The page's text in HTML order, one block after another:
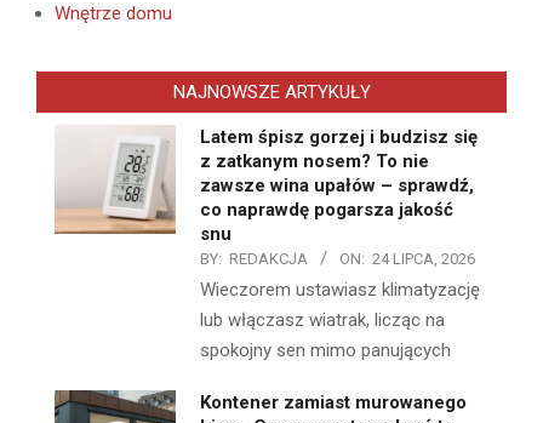
Wnętrze domu
NAJNOWSZE ARTYKUŁY
Latem śpisz gorzej i budzisz się
z zatkanym nosem? To nie
zawsze wina upałów – sprawdź,
co naprawdę pogarsza jakość
snu
BY: REDAKCJA ON: 24 LIPCA, 2026
Wieczorem ustawiasz klimatyzację
lub włączasz wiatrak, licząc na
spokojny sen mimo panujących
Kontener zamiast murowanego